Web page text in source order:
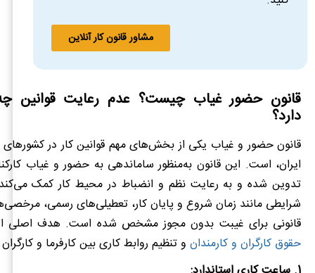
مشاور قانون کار آنلاین
قانون حضور غیاب چیست؟ عدم رعایت قوانین
دارد؟
قانون حضور و غیاب یکی از بخش‌های مهم قوانین کار در کشورهای
ایران، است. این قانون به‌منظور ساماندهی به حضور و غیاب
تدوین شده و به رعایت نظم و انضباط در محیط کار کمک
شرایطی مانند زمان شروع و پایان کار، تعطیلی‌های رسمی،
قانونی برای غیبت بدون مجوز مشخص شده است. هدف اصلی
حقوق کارگران و کارمندان و تنظیم روابط کاری بین کارفرما و